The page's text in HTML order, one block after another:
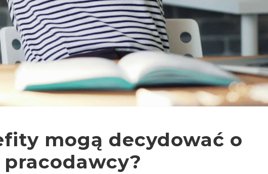
mogą decydować o